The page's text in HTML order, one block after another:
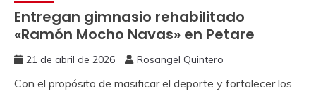
Entregan gimnasio rehabilitado
«Ramón Mocho Navas» en Petare
21 de abril de 2026 Rosangel Quintero
Con el propósito de masificar el deporte y fortalecer los